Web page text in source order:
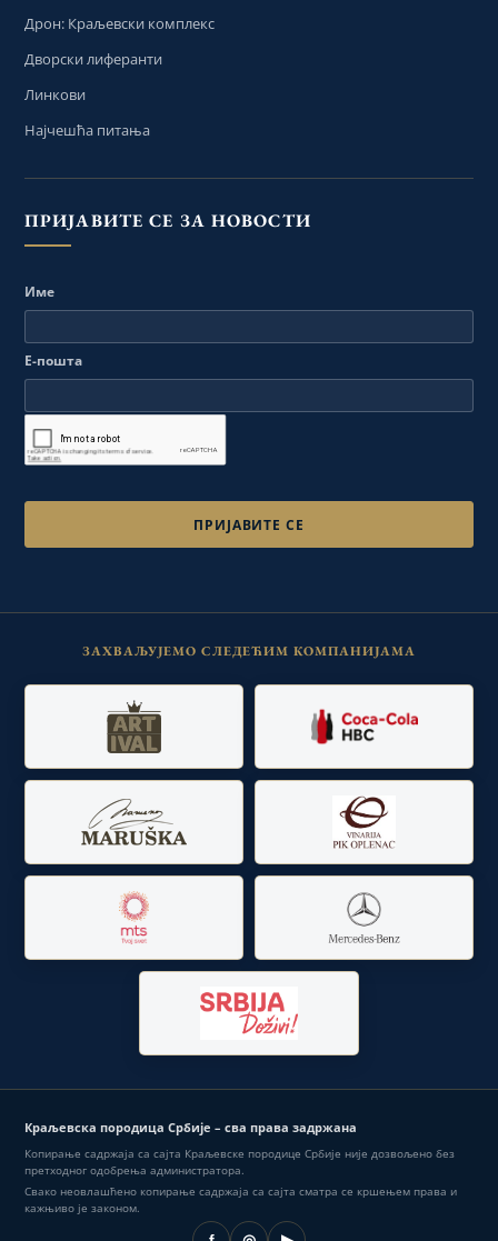
Дрон: Краљевски комплекс
Дворски лиферанти
Линкови
Најчешћа питања
ПРИЈАВИТЕ СЕ ЗА НОВОСТИ
Име
Е-пошта
ЗАХВАЉУЈЕМО СЛЕДЕЋИМ КОМПАНИЈАМА
Краљевска породица Србије – сва права задржана
Копирање садржаја са сајта Краљевске породице Србије није дозвољено без
претходног одобрења администратора.
Свако неовлашћено копирање садржаја са сајта сматра се кршењем права и
кажњиво је законом.